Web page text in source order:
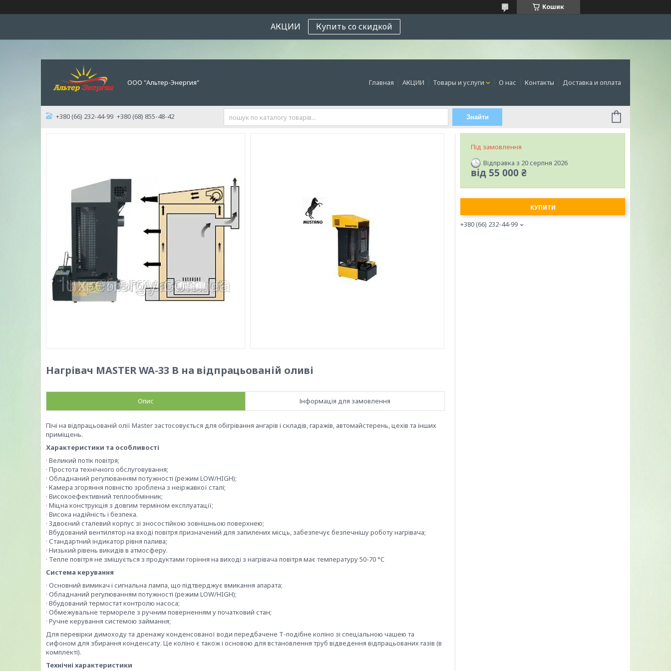
Кошик
АКЦИИ Купить со скидкой
ООО "Альтер-Энергия" Главная АКЦИИ Товары и услуги О нас Контакты Доставка и оплата
+380 (66) 232-44-99 +380 (68) 855-48-42 Знайти
Нагрівач MASTER WA-33 B на відпрацьованій оливі
Опис Інформація для замовлення
Пічі на відпрацьованій олії Master застосовується для обігрівання ангарів і складів, гаражів, автомайстерень, цехів та інших
приміщень.
Характеристики та особливості
· Великий потік повітря;
· Простота технічного обслуговування;
· Обладнаний регулюванням потужності (режим LOW/HIGH);
· Камера згоряння повністю зроблена з неіржавкої сталі;
· Високоефективний теплообмінник;
· Міцна конструкція з довгим терміном експлуатації;
· Висока надійність і безпека.
· Здвоєний сталевий корпус зі зносостійкою зовнішньою поверхнею;
· Вбудований вентилятор на вході повітря призначений для запилених місць, забезпечує безпечнішу роботу нагрівача;
· Стандартний індикатор рівня палива;
· Низький рівень викидів в атмосферу.
· Тепле повітря не змішується з продуктами горіння на виході з нагрівача повітря має температуру 50-70 °C
Система керування
· Основний вимикач і сигнальна лампа, що підтверджує вмикання апарата;
· Обладнаний регулюванням потужності (режим LOW/HIGH);
· Вбудований термостат контролю насоса;
· Обмежувальне термореле з ручним поверненням у початковий стан;
· Ручне керування системою займання;
Для перевірки димоходу та дренажу конденсованої води передбачене Т-подібне коліно зі спеціальною чашею та
сифоном для збирання конденсату. Це коліно є також і основою для встановлення труб відведення відпрацьованих газів (в
комплекті).
Технічні характеристики
Під замовлення
Відправка з 20 серпня 2026
від 55 000 ₴
КУПИТИ
+380 (66) 232-44-99